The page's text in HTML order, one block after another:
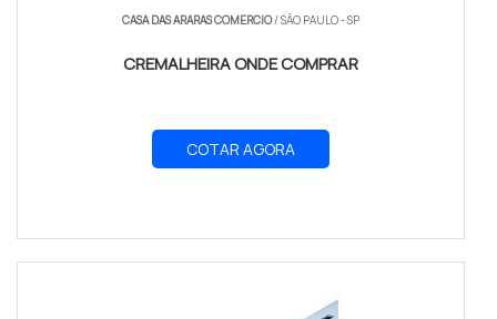
CASA DAS ARARAS COMERCIO/ SÃO PAULO - SP
CREMALHEIRA ONDE COMPRAR
COTAR AGORA